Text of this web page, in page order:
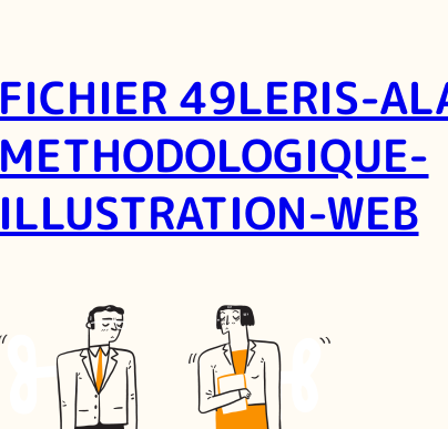
FICHIER 49LERIS-
METHODOLOGIQUE-
ILLUSTRATION-WEB